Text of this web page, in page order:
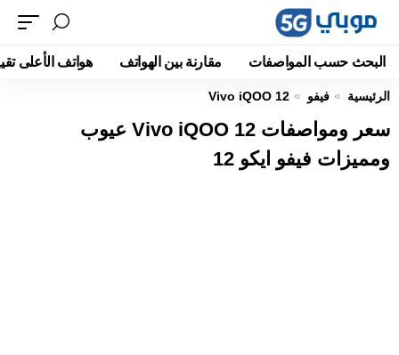
البحث حسب المواصفات مقارنة بين الهواتف هواتف الأعلى
الرئيسية فيفو Vivo iQOO 12
سعر ومواصفات Vivo iQOO 12 عيوب
ومميزات فيفو ايكو 12